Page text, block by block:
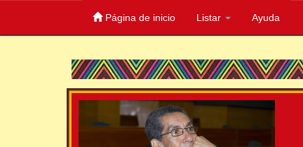
Página de inicio Listar Ayuda